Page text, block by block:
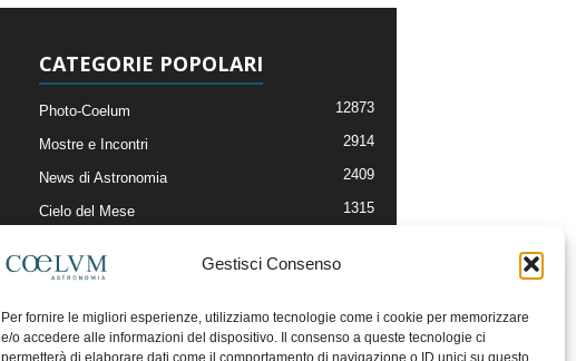
Gestisci Consenso
Per fornire le migliori esperienze, utilizziamo tecnologie come i cookie per memorizzare
e/o accedere alle informazioni del dispositivo. Il consenso a queste tecnologie ci
permetterà di elaborare dati come il comportamento di navigazione o ID unici su questo
CATEGORIE POPOLARI
Photo-Coelum 12873
Mostre e Incontri 2914
News di Astronomia 2409
Cielo del Mese 1315
Articoli e Risorse On-Line
Il Blog della Redazione